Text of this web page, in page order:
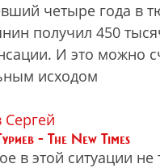
четыре года в
получил 450
И это можно
исходом
Сергей
- The New Times
в этой ситуации не